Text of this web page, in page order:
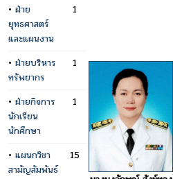
• ฝ่าย
ยุทธศาสตร์
และแผนงาน
1
• ฝ่ายบริหาร
ทรัพยากร
1
• ฝ่ายกิจการ
นักเรียน
นักศึกษา
1
• แผนกวิชา
สามัญสัมพันธ์
15